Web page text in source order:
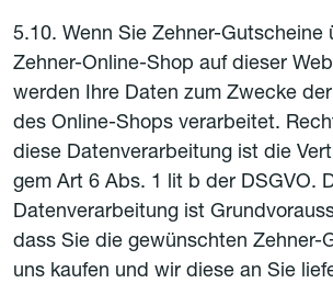
5.10. Wenn Sie Zehner-Gutscheine
Zehner-Online-Shop auf dieser
werden Ihre Daten zum Zwecke
des Online-Shops verarbeitet.
diese Datenverarbeitung ist die
gem Art 6 Abs. 1 lit b der DSGVO.
Datenverarbeitung ist
dass Sie die gewünschten Zehner-
uns kaufen und wir diese an Sie